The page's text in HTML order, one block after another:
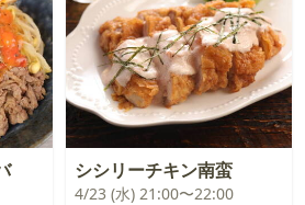
シシリーチキン南蛮
4/23 (水) 21:00〜22:00